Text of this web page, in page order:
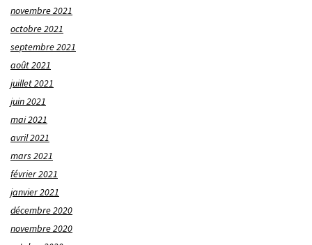
novembre 2021
octobre 2021
septembre 2021
août 2021
juillet 2021
juin 2021
mai 2021
avril 2021
mars 2021
février 2021
janvier 2021
décembre 2020
novembre 2020